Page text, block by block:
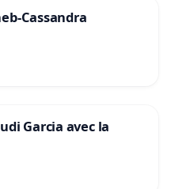
Cassandra
Garcia avec la